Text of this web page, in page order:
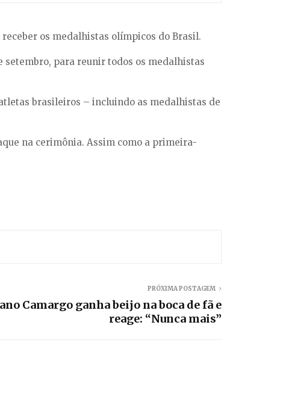
os medalhistas olímpicos do Brasil.
setembro, para reunir todos os medalhistas
brasileiros – incluindo as medalhistas de
na cerimônia. Assim como a primeira-
PRÓXIMA POSTAGEM
Camargo ganha beijo na boca de fã e
reage: “Nunca mais”